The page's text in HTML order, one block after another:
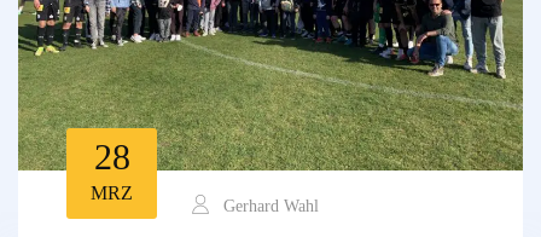
28
MRZ
Gerhard Wahl